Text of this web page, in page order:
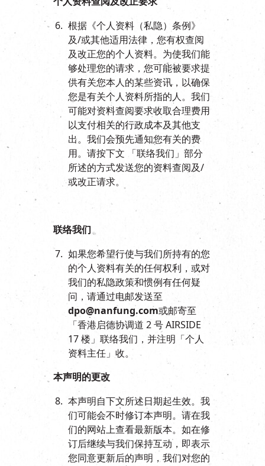
根据《个人资料（私隐）条例》
及/或其他适用法律，您有权查阅
及改正您的个人资料。为使我们能
够处理您的请求，您可能被要求提
供有关您本人的某些资讯，以确保
您是有关个人资料所指的人。我们
可能对资料查阅要求收取合理费用
以支付相关的行政成本及其他支
出。我们会预先通知您有关的费
用。请按下文 「联络我们」部分
所述的方式发送您的资料查阅及/
或改正请求。
联络我们
如果您希望行使与我们所持有的您
的个人资料有关的任何权利，或对
我们的私隐政策和惯例有任何疑
问，请通过电邮发送至
dpo@nanfung.com或邮寄至
「香港启德协调道 2 号 AIRSIDE
17 楼」联络我们，并注明「个人
资料主任」收。
本声明的更改
本声明自下文所述日期起生效。我
们可能会不时修订本声明。请在我
们的网站上查看最新版本。如在修
订后继续与我们保持互动，即表示
您同意更新后的声明，我们对您的